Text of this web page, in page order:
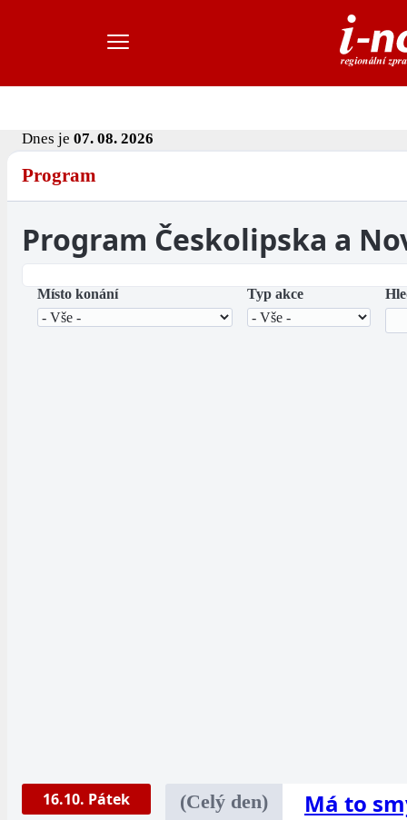
Dnes je 07. 08. 2026
Program
Program Českolipska a
Místo konání Typ akce
16.10. Pátek (Celý den) Má to